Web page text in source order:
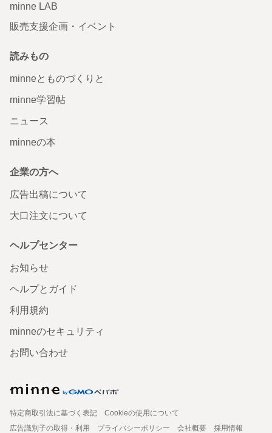
minne LAB
販売支援企画・イベント
読みもの
minneとものづくりと
minne学習帖
ニュース
minneの本
企業の方へ
広告出稿について
大口注文について
ヘルプセンター
お知らせ
ヘルプとガイド
利用規約
minneのセキュリティ
お問い合わせ
特定商取引法に基づく表記
Cookieの使用について
広告識別子の取得・利用
プライバシーポリシー 会社概要
採用情報